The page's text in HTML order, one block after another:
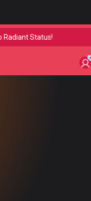
Status!